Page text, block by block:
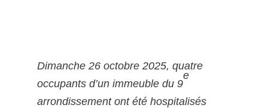
Dimanche 26 octobre 2025, quatre
occupants d’un immeuble du 9
e
arrondissement ont été hospitalisés